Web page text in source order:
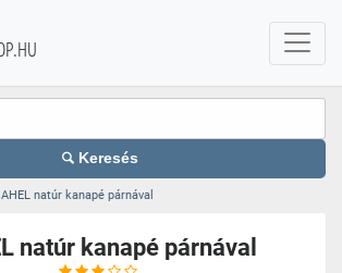
Keresés
natúr kanapé párnával
natúr kanapé párnával